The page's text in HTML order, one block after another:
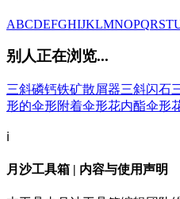
ABCDEFGHIJKLMNOPQRST
别人正在浏览...
三斜磷钙铁矿散屑器三斜闪石
形的伞形附着伞形花内酯伞形
ℹ️
月沙工具箱 | 内容与使用声明